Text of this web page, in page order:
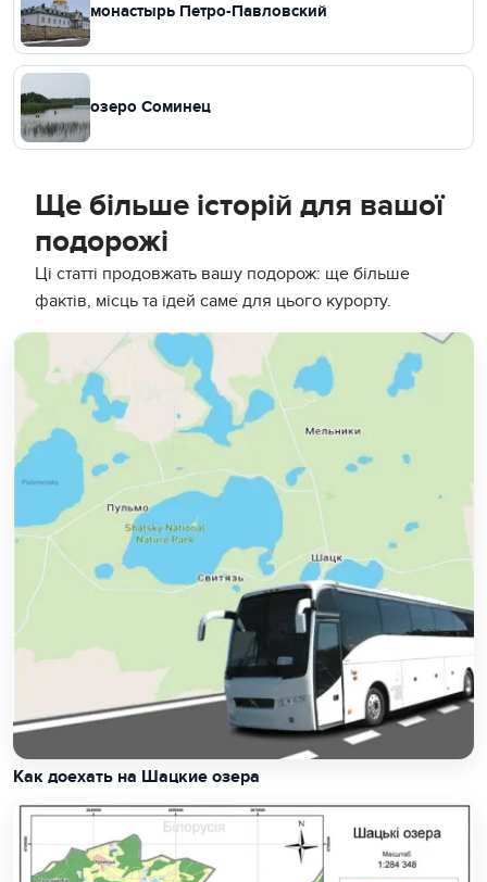
монастырь Петро-Павловский
озеро Соминец
Ще більше історій для вашої
подорожі
Ці статті продовжать вашу подорож: ще більше
фактів, місць та ідей саме для цього курорту.
Как доехать на Шацкие озера